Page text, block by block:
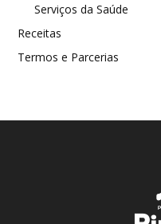
Serviços da Saúde
Receitas
Termos e Parcerias